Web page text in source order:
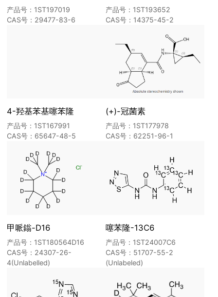
产品号：1ST197019
CAS号：29477-83-6
产品号：1ST193652
CAS号：14375-45-2
4-羟基苯基噻苯隆
产品号：1ST167991
CAS号：65647-48-5
(+)-冠菌素
产品号：1ST177978
CAS号：62251-96-1
甲哌鎓-D16
产品号：1ST180564D16
CAS号：24307-26-
4(Unlabelled)
噻苯隆-13C6
产品号：1ST24007C6
CAS号：51707-55-2
(Unlabeled)